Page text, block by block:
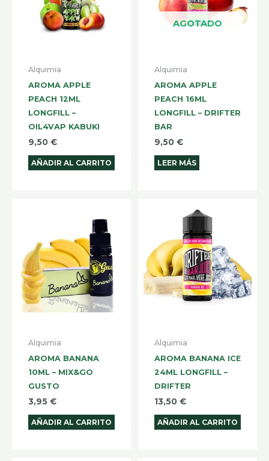
Alquimia
AROMA APPLE
PEACH 12ML
LONGFILL –
OIL4VAP KABUKI
9,50 €
AÑADIR AL CARRITO
AGOTADO
Alquimia
AROMA APPLE
PEACH 16ML
LONGFILL – DRIFTER
BAR
9,50 €
LEER MÁS
Alquimia
AROMA BANANA
10ML – MIX&GO
GUSTO
3,95 €
AÑADIR AL CARRITO
Alquimia
AROMA BANANA ICE
24ML LONGFILL –
DRIFTER
13,50 €
AÑADIR AL CARRITO